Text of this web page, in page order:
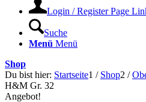
Login / Register Page
Suche
Menü Menü
Shop
Du bist hier: Startseite1 / Shop2 /
H&M Gr. 32
Angebot!